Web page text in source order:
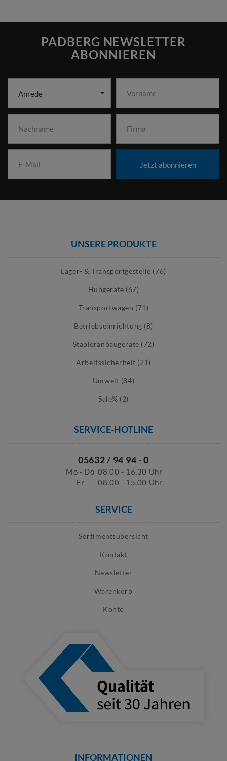
PADBERG NEWSLETTER
ABONNIEREN
Anrede
Jetzt abonnieren
UNSERE PRODUKTE
Lager- & Transportgestelle (76)
Hubgeräte (67)
Transportwagen (71)
Betriebseinrichtung (8)
Stapleranbaugeräte (72)
Arbeitssicherheit (21)
Umwelt (84)
Sale% (2)
SERVICE-HOTLINE
05632 / 94 94 - 0
Mo - Do 08.00 - 16.30 Uhr
Fr
08.00 - 15.00 Uhr
SERVICE
Sortimentsübersicht
Kontakt
Newsletter
Warenkorb
Konto
INFORMATIONEN